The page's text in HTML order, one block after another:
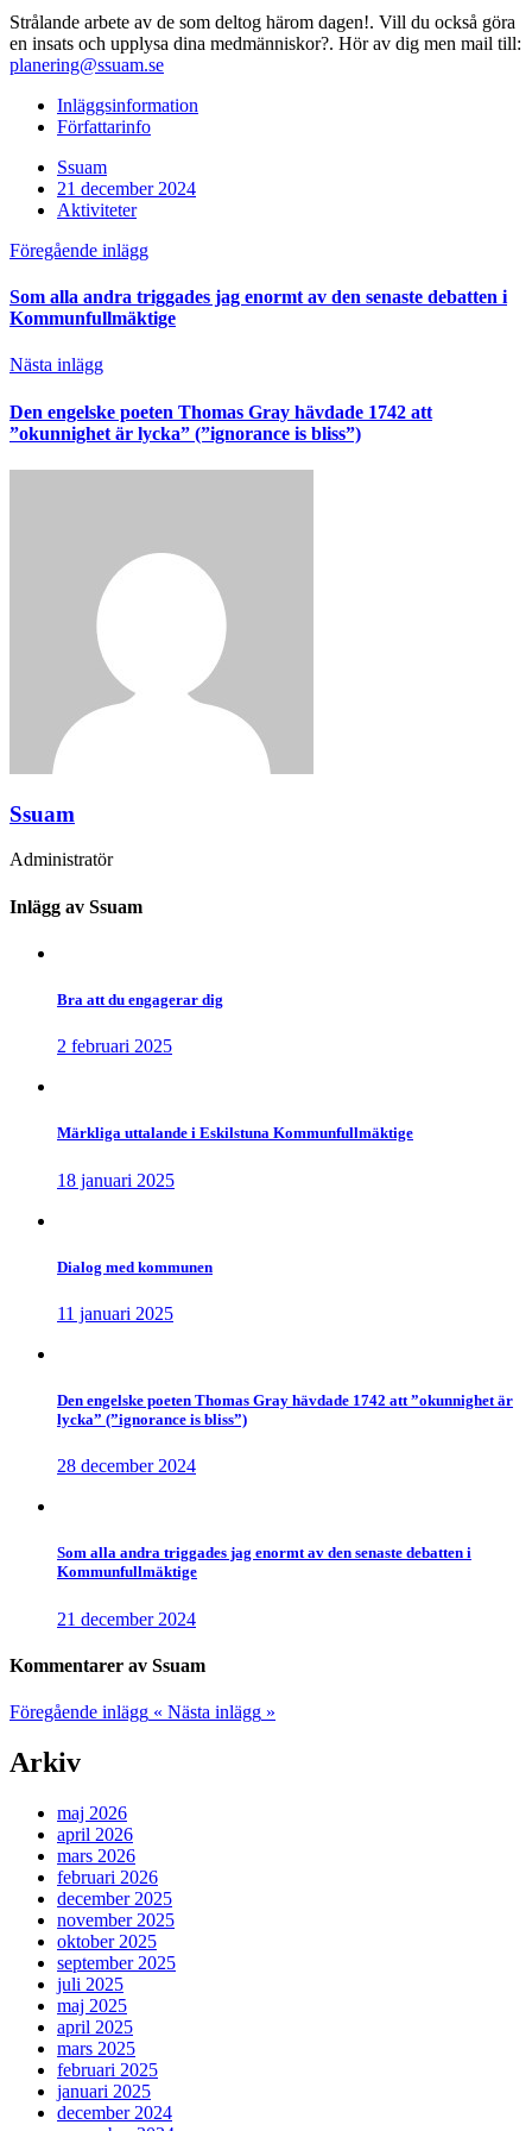
Strålande arbete av de som deltog härom dagen!. Vill du också göra
en insats och upplysa dina medmänniskor?. Hör av dig men mail till:
planering@ssuam.se
Inläggsinformation
Författarinfo
Ssuam
21 december 2024
Aktiviteter
Föregående inlägg
Som alla andra triggades jag enormt av den senaste debatten i
Kommunfullmäktige
Nästa inlägg
Den engelske poeten Thomas Gray hävdade 1742 att
”okunnighet är lycka” (”ignorance is bliss”)
Ssuam
Administratör
Inlägg av Ssuam
Bra att du engagerar dig
2 februari 2025
Märkliga uttalande i Eskilstuna Kommunfullmäktige
18 januari 2025
Dialog med kommunen
11 januari 2025
Den engelske poeten Thomas Gray hävdade 1742 att ”okunnighet är
lycka” (”ignorance is bliss”)
28 december 2024
Som alla andra triggades jag enormt av den senaste debatten i
Kommunfullmäktige
21 december 2024
Kommentarer av Ssuam
Föregående inlägg « Nästa inlägg »
Arkiv
maj 2026
april 2026
mars 2026
februari 2026
december 2025
november 2025
oktober 2025
september 2025
juli 2025
maj 2025
april 2025
mars 2025
februari 2025
januari 2025
december 2024